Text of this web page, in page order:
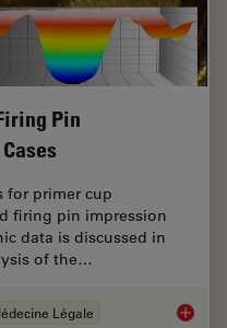
Pin
for primer cup
firing pin impression
data is discussed in
of the…
Légale